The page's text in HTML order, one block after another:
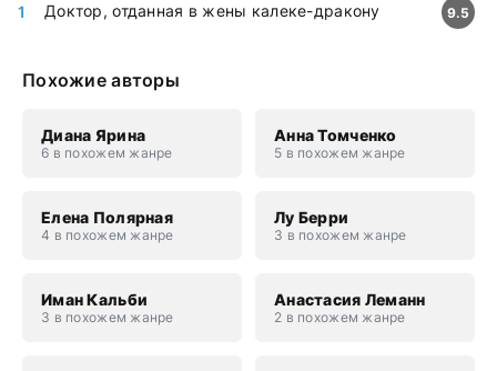
Доктор, отданная в жены калеке-дракону 9.5
Похожие авторы
Диана Ярина
6 в похожем жанре
Анна Томченко
5 в похожем жанре
Елена Полярная
4 в похожем жанре
Лу Берри
3 в похожем жанре
Иман Кальби
3 в похожем жанре
Анастасия Леманн
2 в похожем жанре